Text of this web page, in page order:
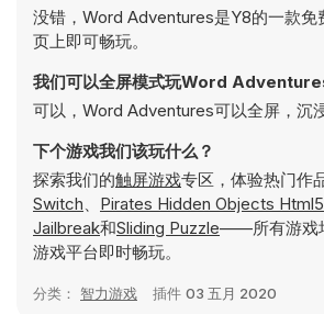
没错，Word Adventures是Y8的一款免
页上即可畅玩。
我们可以全屏模式玩Word
可以，Word Adventures可以全屏，沉
下个游戏我们该玩什么？
探索我们的触屏游戏专区，体验热门作
Switch、 Pirates Hidden Objects Html5
Jailbreak和Sliding Puzzle——所有游戏
游戏平台即时畅玩。
分类： 智力游戏 插件 03 五月 2020